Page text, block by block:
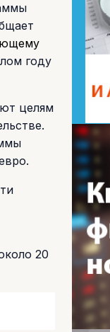
году
целям
20